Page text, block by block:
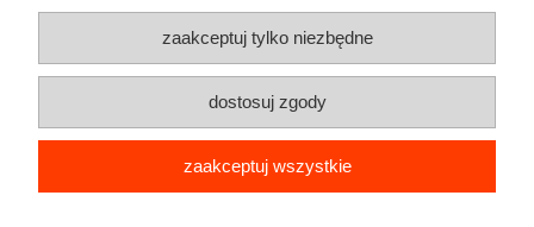
O nas
zaakceptuj tylko niezbędne
dostosuj zgody
zaakceptuj wszystkie